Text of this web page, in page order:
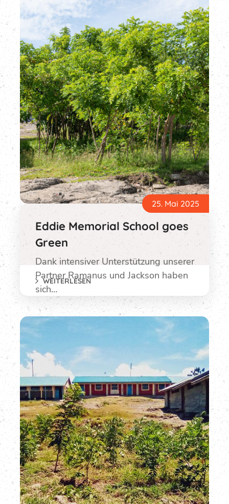
25. Mai 2025
Eddie Memorial School goes
Green
Dank intensiver Unterstützung unserer
Partner Ramanus und Jackson haben
sich…
WEITERLESEN